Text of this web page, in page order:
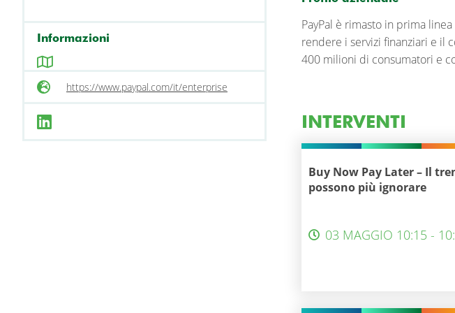
Informazioni
https://www.paypal.com/it/enterprise
PayPal è rimasto in prima
rendere i servizi finanziari e il
400 milioni di consumatori e
INTERVENTI
Buy Now Pay Later – Il
possono più ignorare
03 MAGGIO 10:15 -